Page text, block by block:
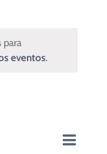
para
eventos.
Día